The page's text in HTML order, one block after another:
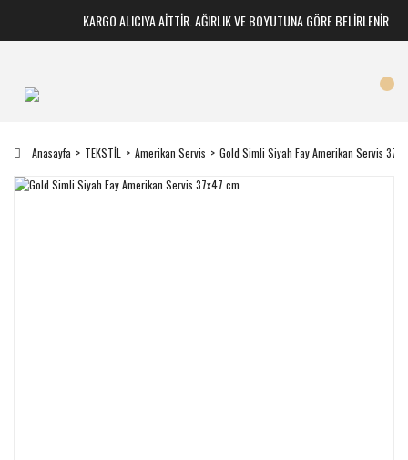
KARGO ALICIYA AİTTİR. AĞIRLIK VE BOYUTUNA GÖRE BELİRLENİR
Anasayfa TEKSTİL Amerikan Servis Gold Simli Siyah Fay Amerikan Servis